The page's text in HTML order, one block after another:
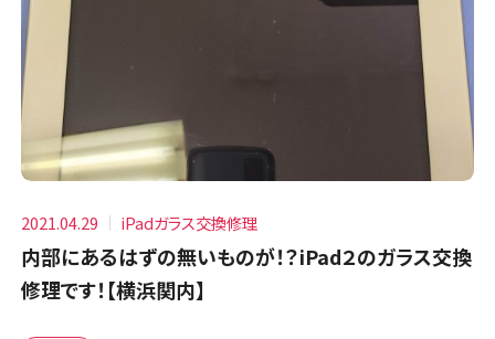
2021.04.29 iPadガラス交換修理
内部にあるはずの無いものが！？iPad２のガラス交換
修理です！【横浜関内】